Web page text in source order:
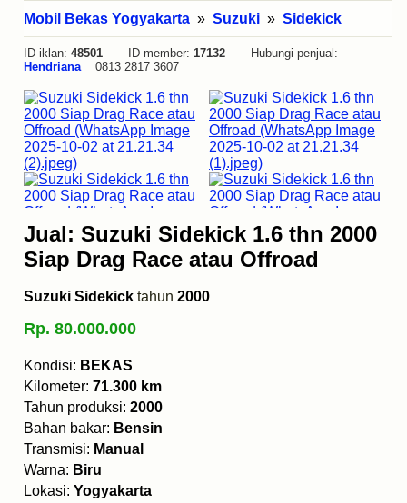
Mobil Bekas Yogyakarta » Suzuki » Sidekick
ID iklan: 48501 ID member: 17132 Hubungi penjual:
Hendriana
0813 2817 3607
Jual: Suzuki Sidekick 1.6 thn 2000
Siap Drag Race atau Offroad
Suzuki Sidekick tahun 2000
Rp. 80.000.000
Kondisi: BEKAS
Kilometer: 71.300 km
Tahun produksi: 2000
Bahan bakar: Bensin
Transmisi: Manual
Warna: Biru
Lokasi: Yogyakarta